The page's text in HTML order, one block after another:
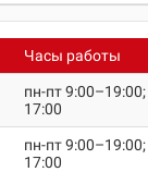
Часы работы
пн-пт
17:00
пн-пт
17:00